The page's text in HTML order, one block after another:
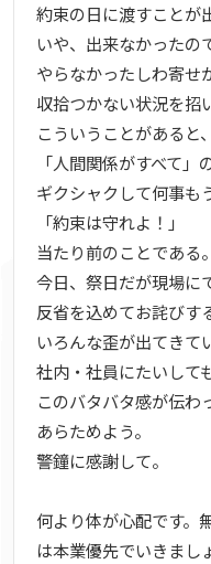
約束の日に渡すことが
いや、出来なかったの
やらなかったしわ寄せ
収拾つかない状況を招
こういうことがあると、
「人間関係がすべて」
ギクシャクして何事も
「約束は守れよ！」
当たり前のことである。
今日、祭日だが現場に
反省を込めてお詫びす
いろんな歪が出てきて
社内・社員にたいして
このバタバタ感が伝わ
あらためよう。
警鐘に感謝して。
何より体が心配です。
は本業優先でいきまし